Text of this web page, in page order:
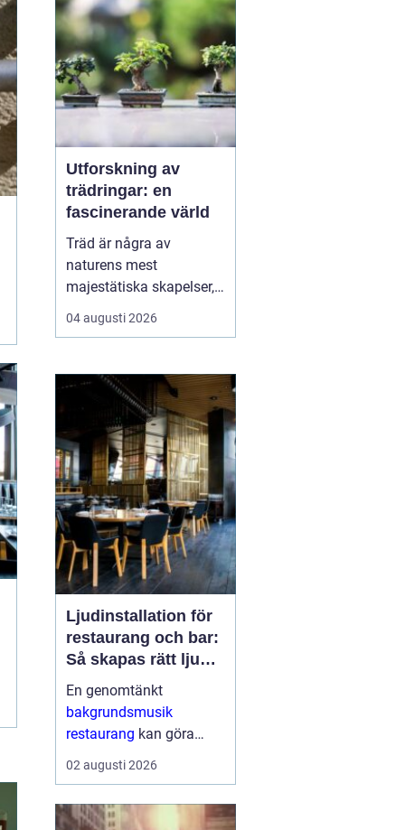
Utforskning av
trädringar: en
fascinerande värld
Träd är några av
naturens mest
majestätiska skapelser,
och deras årliga
växande lager kan
historia och omgivning.
04 augusti 2026
Ljudinstallation för
restaurang och bar:
Så skapas rätt ljud
för mat, dryck och
stämning
En genomtänkt
bakgrundsmusik
restaurang kan göra
skillnaden mellan en
lokal som gästerna
plats där de g&aum...
02 augusti 2026